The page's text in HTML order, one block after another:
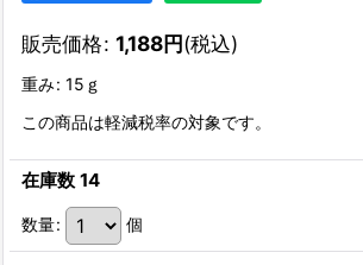
販売価格: 1,188円(税込)
重み: 15ｇ
この商品は軽減税率の対象です。
在庫数 14
数量: 個